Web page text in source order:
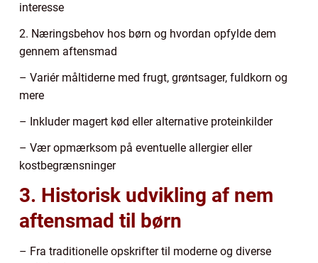
interesse
2. Næringsbehov hos børn og hvordan opfylde dem
gennem aftensmad
– Variér måltiderne med frugt, grøntsager, fuldkorn og
mere
– Inkluder magert kød eller alternative proteinkilder
– Vær opmærksom på eventuelle allergier eller
kostbegrænsninger
3. Historisk udvikling af nem
aftensmad til børn
– Fra traditionelle opskrifter til moderne og diverse